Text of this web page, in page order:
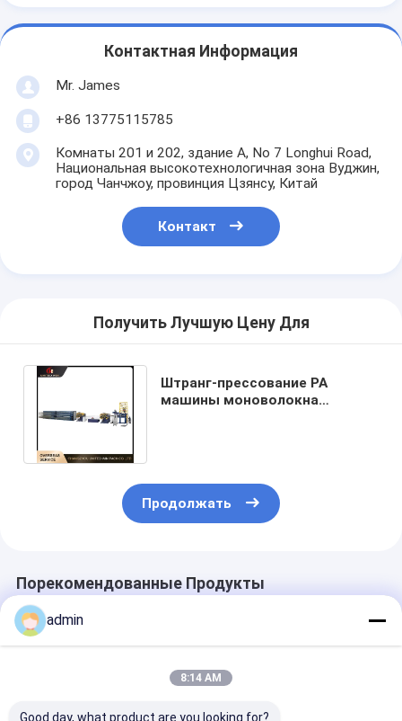
Контактная Информация
Mr. James
+86 13775115785
Комнаты 201 и 202, здание А, No 7 Longhui Road,
Национальная высокотехнологичная зона Вуджин,
город Чанчжоу, провинция Цзянсу, Китай
Контакт
Получить Лучшую Цену Для
Штранг-прессование PA
машины моноволокна
Продолжать
Порекомендованные Продукты
admin
8:14 AM
Good day, what product are you looking for?